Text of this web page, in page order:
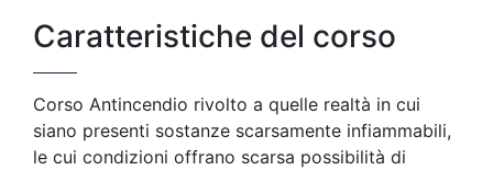
Caratteristiche del corso
Corso Antincendio rivolto a quelle realtà in cui
siano presenti sostanze scarsamente infiammabili,
le cui condizioni offrano scarsa possibilità di